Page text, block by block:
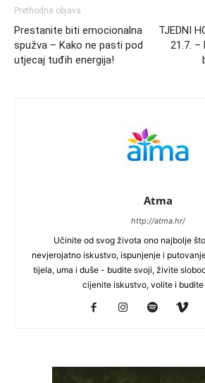
Prethodna objava
Prestanite biti emocionalna
spužva – Kako ne pasti pod
utjecaj tuđih energija!
TJEDNI
21.7. –
Atma
http://atma.hr/
Učinite od svog života ono najbolje
nevjerojatno iskustvo, ispunjenje i
tijela, uma i duše - budite svoji, živite
cijenite iskustvo, volite i budite